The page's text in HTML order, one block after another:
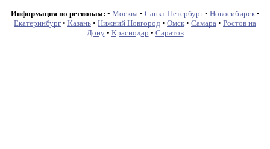
Информация по регионам: • Москва • Санкт-Петербург• Новосибирск•
Екатеринбург • Казань • Нижний Новгород • Омск • Самара • Ростов на
Дону• Краснодар • Саратов